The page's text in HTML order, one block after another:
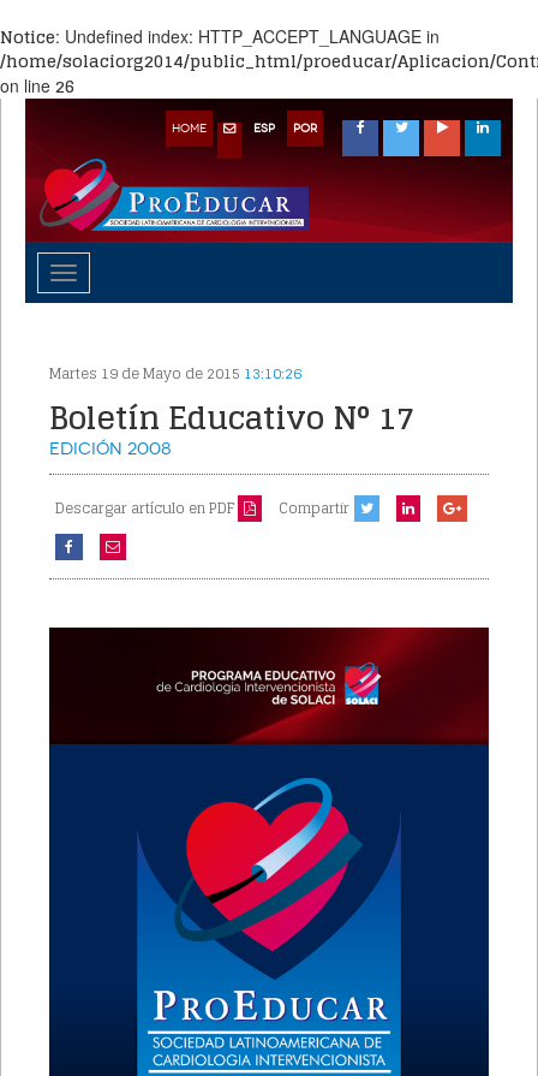
Notice: Undefined index: HTTP_ACCEPT_LANGUAGE in
/home/solaciorg2014/public_html/proeducar/Aplicacion/
on line 26
HOME ESP POR
Toggle
navigation
Martes 19 de Mayo de 2015 13:10:26
Boletín Educativo N° 17
Edición2008
Descargar artículo en PDF Compartir